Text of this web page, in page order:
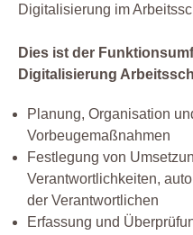
Digitalisierung im
Dies ist der
Digitalisierung
Planung, Organisation
Vorbeugemaßnahmen
Festlegung von
Verantwortlichkeiten,
der Verantwortlichen
Erfassung und